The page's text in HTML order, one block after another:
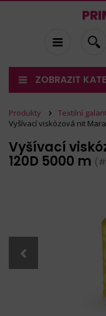
ZOBRAZIT
Produkty Textilní
Vyšívací viskózová nit
Vyšívací
120D 5000 m